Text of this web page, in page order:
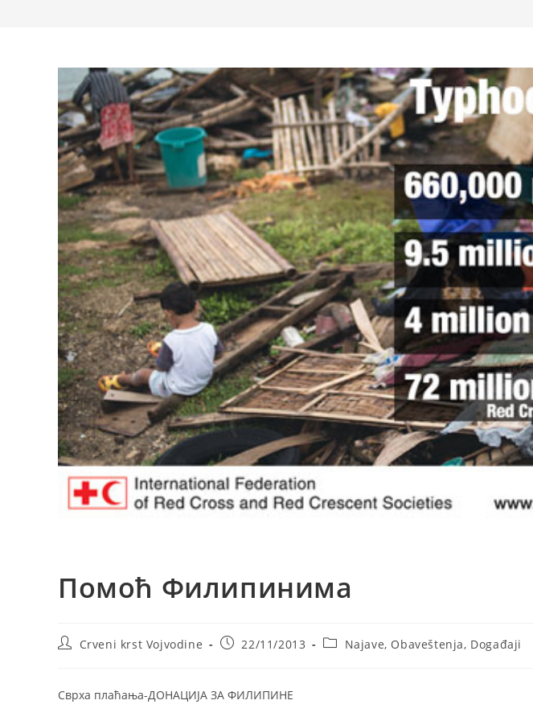
Помоћ Филипинима
PostCrveni krst Vojvodine
Post22/11/2013
PostNajave, Obaveštenja, Događaji
Сврха плаћања-ДОНАЦИЈА ЗА ФИЛИПИНЕ